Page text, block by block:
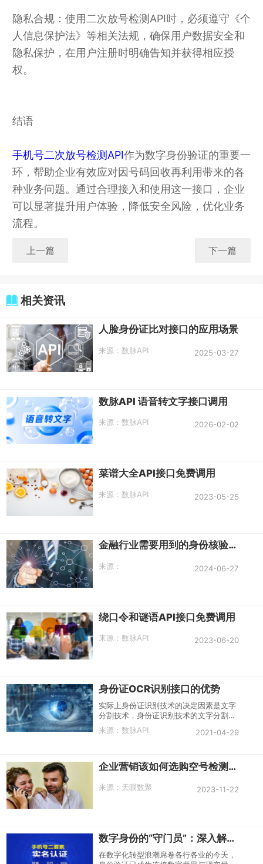
隐私合规：使用二次放号检测API时，必须遵守《个
人信息保护法》等相关法规，确保用户数据安全和
隐私保护，在用户注册时明确告知并获得相应授
权。
结语
手机号二次放号检测API作为数字身份验证的重要一
环，帮助企业有效应对因号码回收再利用带来的各
种业务问题。通过合理接入和使用这一接口，企业
可以显著提升用户体验，降低安全风险，优化业务
流程。
上一篇 下一篇
相关资讯
人脸身份证比对接口的应用场景
来源：数脉API 2025-03-27
数脉API 语音转文字接口调用
来源：数脉API 2026-02-02
菜谱大全API接口免费调用
来源：数脉API 2023-05-25
金融行业需要用到的身份核验接口有哪些？
来源： 2024-06-27
绕口令和谜语API接口免费调用
来源：数脉API 2023-06-20
身份证OCR识别接口的优势
实际上身份证识别技术的决定因素是文字
分割技术，身份证识别技术的文字分割技
术的优劣取决于算法的质量。身份证OCR
识别技术的开发包括文字分割算法等
来源：数脉API 2021-04-29
企业营销该如何选购空号检测接口？
来源： 天眼数聚 2023-11-22
数字身份的“守门员”：深入解析手机号二要素API接口
在数字化转型浪潮席卷各行各业的今天，